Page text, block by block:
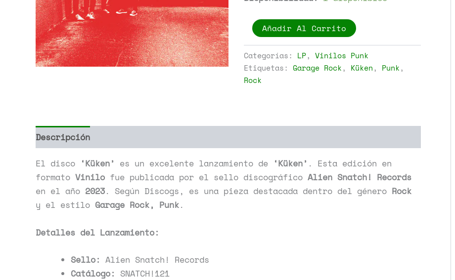
Küken
Küken
cantidad
Añadir Al Carrito
Categorías: LP, Vinilos Punk
Etiquetas: Garage Rock, Küken, Punk,
Rock
Descripción
El disco ‘Küken’ es un excelente lanzamiento de ‘Küken’ . Esta edición en
formato Vinilo fue publicada por el sello discográfico Alien Snatch! Records
en el año 2023. Según Discogs, es una pieza destacada dentro del género Rock
y el estilo Garage Rock, Punk.
Detalles del Lanzamiento:
Sello: Alien Snatch! Records
Catálogo: SNATCH!121